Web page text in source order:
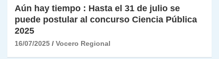
Aún hay tiempo : Hasta el 31 de julio se
puede postular al concurso Ciencia Pública
2025
16/07/2025 Vocero Regional